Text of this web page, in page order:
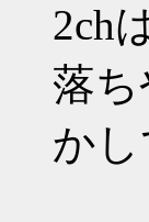
2ch
落
か